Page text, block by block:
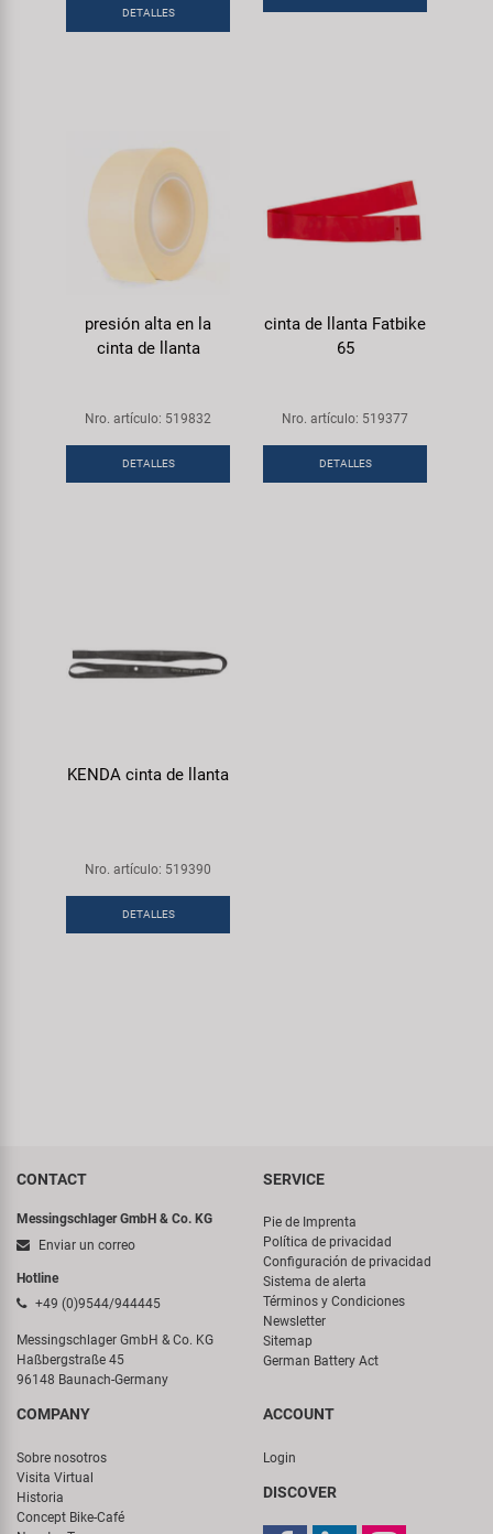
DETALLES
presión alta en la
cinta de llanta
Nro. artículo: 519832
DETALLES
cinta de llanta Fatbike
65
Nro. artículo: 519377
DETALLES
KENDA cinta de llanta
Nro. artículo: 519390
DETALLES
CONTACT
Messingschlager GmbH & Co. KG
Enviar un correo
Hotline
+49 (0)9544/944445
Messingschlager GmbH & Co. KG
Haßbergstraße 45
96148 Baunach-Germany
SERVICE
Pie de Imprenta
Política de privacidad
Configuración de privacidad
Sistema de alerta
Términos y Condiciones
Newsletter
Sitemap
German Battery Act
COMPANY
Sobre nosotros
Visita Virtual
Historia
Concept Bike-Café
ACCOUNT
Login
DISCOVER